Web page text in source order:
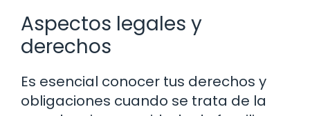
Aspectos legales y
derechos
Es esencial conocer tus derechos y
obligaciones cuando se trata de la